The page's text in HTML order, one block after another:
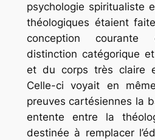
psychologie spiritualiste
théologiques étaient
conception
distinction catégorique
et du corps très claire
Celle-ci voyait en
preuves cartésiennes la
entente entre la
destinée à remplacer